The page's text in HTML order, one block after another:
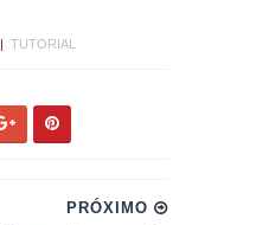
TUTORIAL
PRÓXIMO